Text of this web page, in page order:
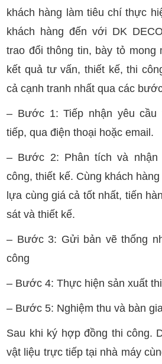
khách hàng làm tiêu chí thực
khách hàng đến với DK
trao đổi thông tin, bày tỏ mong
kết quả tư vấn, thiết kế, thi
cả cạnh tranh nhất qua các
– Bước 1: Tiếp nhận yêu cầu
tiếp, qua điện thoại hoặc email.
– Bước 2: Phân tích và
công, thiết kế. Cùng khách
lựa cùng giá cả tốt nhất, tiến
sát và thiết kế.
– Bước 3: Gửi bản vẽ thống
công
– Bước 4: Thực hiện sản xuất
– Bước 5: Nghiệm thu và bàn
Sau khi ký hợp đồng thi công.
vật liệu trực tiếp tại nhà máy